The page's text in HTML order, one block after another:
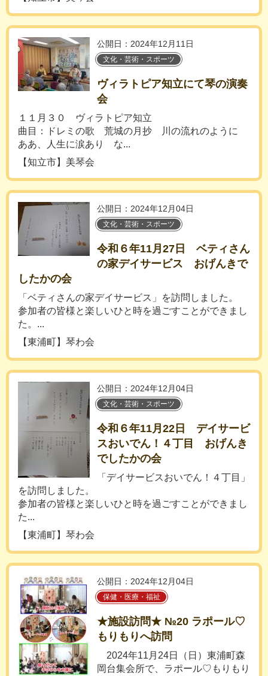
公開日：2024年12月11日
文化・芸術・スポーツ
ヴィラトピア知立にて琴の演奏
会
１１月３０ ヴィラトピア知立
曲目：ドレミの歌 荒城の月抄 川の流れのように
ああ、人生に涙あり な...
【知立市】美琴会
公開日：2024年12月04日
文化・芸術・スポーツ
令和６年11月27日 ベティさん
の家デイサービス おげんきで
したかの会
「ベティさんの家デイサービス」を訪問しました。
参加者の皆様と楽しいひと時を過ごすことができまし
た。...
【東浦町】琴わ会
公開日：2024年12月04日
文化・芸術・スポーツ
令和６年11月22日 デイサービ
スおいでん！４丁目 おげんき
でしたかの会
「デイサービスおいでん！４丁目」
を訪問しました。
参加者の皆様と楽しいひと時を過ごすことができまし
た...
【東浦町】琴わ会
公開日：2024年12月04日
保健・医療・福祉
★施設訪問★ №20 ラポール♡
もりもりへ訪問
2024年11月24日（日）東浦町森
岡台集会所で、ラポール♡もりもり